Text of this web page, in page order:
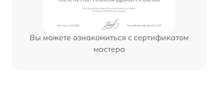
Вы можете ознакомиться с сертификатом
мастера